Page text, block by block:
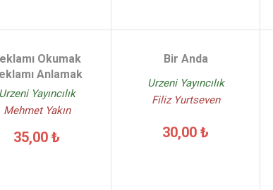
Okumak
Anlamak
Urzeni Yayıncılık
Mehmet Yakın
35,00 ₺
Bir Anda
Urzeni Yayıncılık
Filiz Yurtseven
30,00 ₺